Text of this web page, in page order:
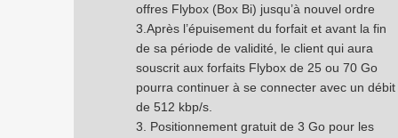
offres Flybox (Box Bi) jusqu’à nouvel ordre
3.Après l’épuisement du forfait et avant la fin
de sa période de validité, le client qui aura
souscrit aux forfaits Flybox de 25 ou 70 Go
pourra continuer à se connecter avec un débit
de 512 kbp/s.
3. Positionnement gratuit de 3 Go pour les